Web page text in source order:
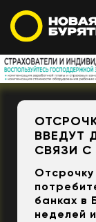
ВВЕДУТ
СВЯЗИ
банках в
неделей